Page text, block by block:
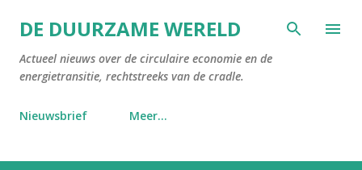
Doorgaan naar hoofdcontent
DE DUURZAME WERELD
Actueel nieuws over de circulaire economie en de
energietransitie, rechtstreeks van de cradle.
Nieuwsbrief Meer…